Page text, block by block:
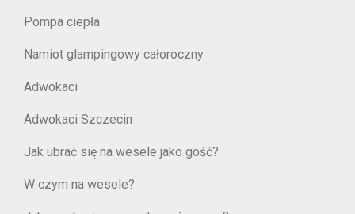
Pompa ciepła
Namiot glampingowy całoroczny
Adwokaci
Adwokaci Szczecin
Jak ubrać się na wesele jako gość?
W czym na wesele?